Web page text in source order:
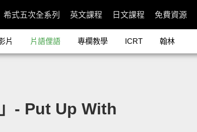
希式五次全系列 英文課程 日文課程 免費資源
片 片語俚語 專欄教學 ICRT 翰林
」- Put Up With